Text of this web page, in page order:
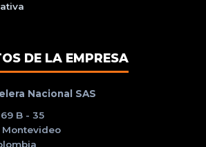
DE LA EMPRESA
Nacional SAS
B - 35